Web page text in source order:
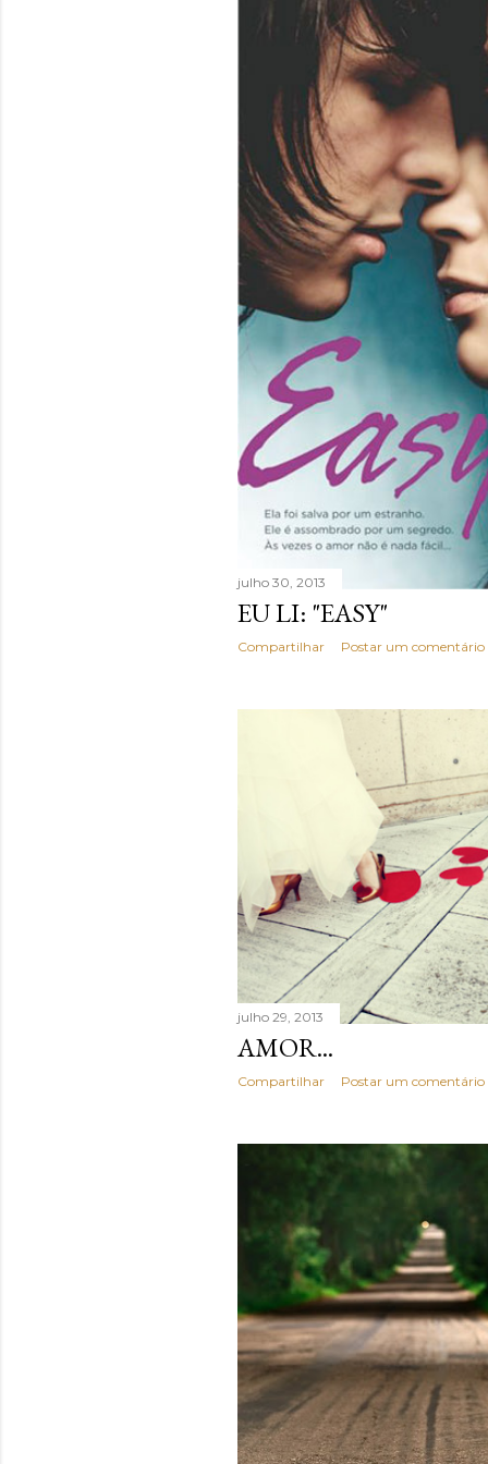
julho 30, 2013
EU LI: "EASY"
Compartilhar Postar um comentário
julho 29, 2013
AMOR...
Compartilhar Postar um comentário